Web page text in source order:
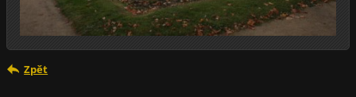
Zpět